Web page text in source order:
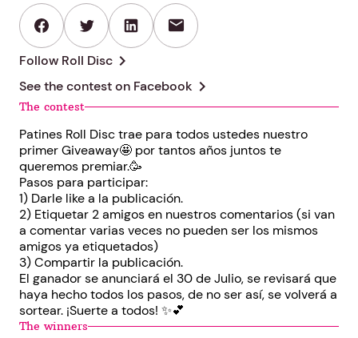
mail
Follow Roll Disc chevron_right
See the contest on Facebook chevron_right
The contest
Patines Roll Disc trae para todos ustedes nuestro
primer Giveaway🤩 por tantos años juntos te
queremos premiar.🥳
Pasos para participar:
1) Darle like a la publicación.
2) Etiquetar 2 amigos en nuestros comentarios (si van
a comentar varias veces no pueden ser los mismos
amigos ya etiquetados)
3) Compartir la publicación.
El ganador se anunciará el 30 de Julio, se revisará que
haya hecho todos los pasos, de no ser así, se volverá a
sortear. ¡Suerte a todos! ✨💕
The winners